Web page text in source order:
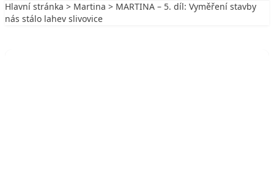
Hlavní stránka > Martina > MARTINA – 5. díl: Vyměření stavby
nás stálo lahev slivovice